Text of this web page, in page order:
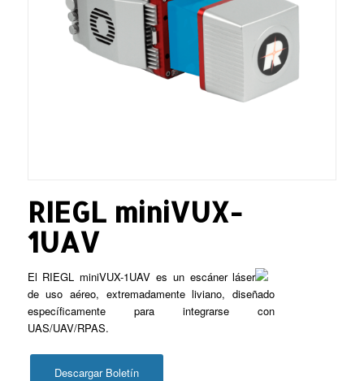
RIEGL miniVUX-
1UAV
El RIEGL miniVUX-1UAV es un escáner láser
de uso aéreo, extremadamente liviano, diseñado
específicamente para integrarse con
UAS/UAV/RPAS.
Descargar Boletín